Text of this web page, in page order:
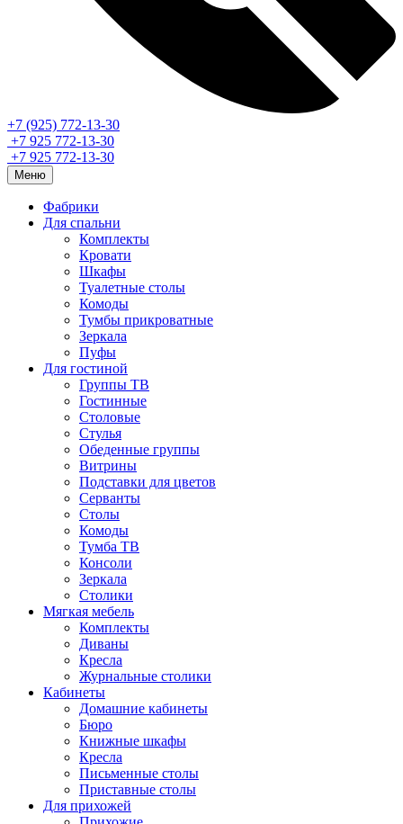
+7 (925) 772-13-30
+7 925 772-13-30
+7 925 772-13-30
Меню
Фабрики
Для спальни
Комплекты
Кровати
Шкафы
Туалетные столы
Комоды
Тумбы прикроватные
Зеркала
Пуфы
Для гостиной
Группы ТВ
Гостинные
Столовые
Стулья
Обеденные группы
Витрины
Подставки для цветов
Серванты
Столы
Комоды
Тумба ТВ
Консоли
Зеркала
Столики
Мягкая мебель
Комплекты
Диваны
Кресла
Журнальные столики
Кабинеты
Домашние кабинеты
Бюро
Книжные шкафы
Кресла
Письменные столы
Приставные столы
Для прихожей